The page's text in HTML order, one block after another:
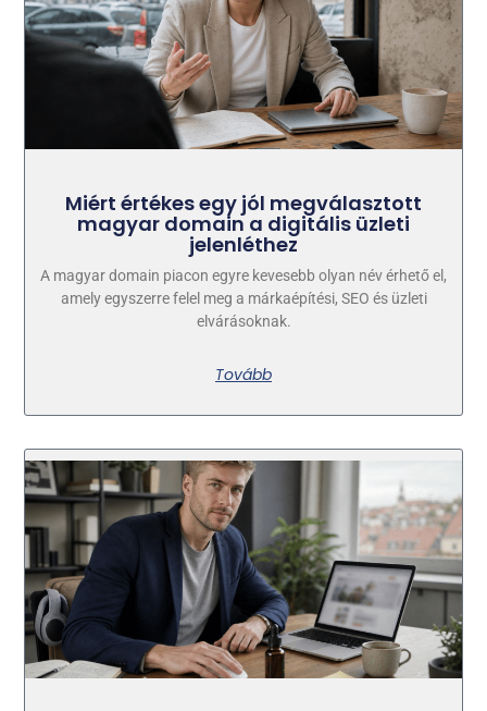
Miért értékes egy jól megválasztott
magyar domain a digitális üzleti
jelenléthez
A magyar domain piacon egyre kevesebb olyan név érhető el,
amely egyszerre felel meg a márkaépítési, SEO és üzleti
elvárásoknak.
Tovább